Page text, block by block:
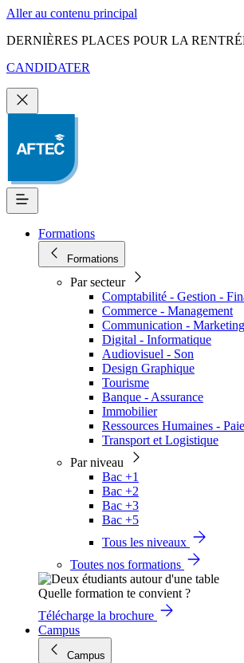
Aller au contenu principal
DERNIÈRES PLACES POUR LA
CANDIDATER
Formations
Formations
Par secteur
Comptabilité - Gestion -
Commerce - Management
Communication - Marketing
Digital - Informatique
Audiovisuel - Son
Design Graphique
Tourisme
Banque - Assurance
Immobilier
Ressources Humaines - Paie
Transport et Logistique
Par niveau
Bac +1
Bac +2
Bac +3
Bac +5
Tous les niveaux
Toutes nos formations
Quelle formation te convient ?
Télécharge la brochure
Campus
Campus